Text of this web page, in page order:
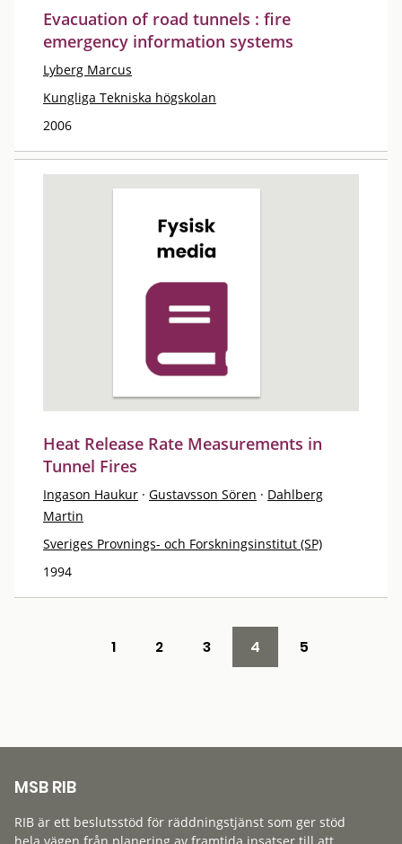
Evacuation of road tunnels : fire
emergency information systems
Lyberg Marcus
Kungliga Tekniska högskolan
2006
Heat Release Rate Measurements in
Tunnel Fires
Ingason Haukur · Gustavsson Sören · Dahlberg
Martin
Sveriges Provnings- och Forskningsinstitut (SP)
1994
1 2 3 4 5
MSB RIB
RIB är ett beslutsstöd för räddningstjänst som ger stöd